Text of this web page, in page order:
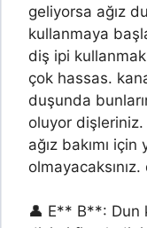
geliyorsa ağız
kullanmaya
diş ipi
çok hassas.
duşunda
oluyor
ağız bakımı
👤 E** B**: Dun